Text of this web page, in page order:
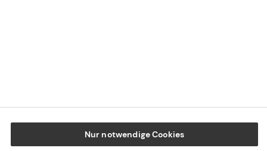
Nur notwendige Cookies